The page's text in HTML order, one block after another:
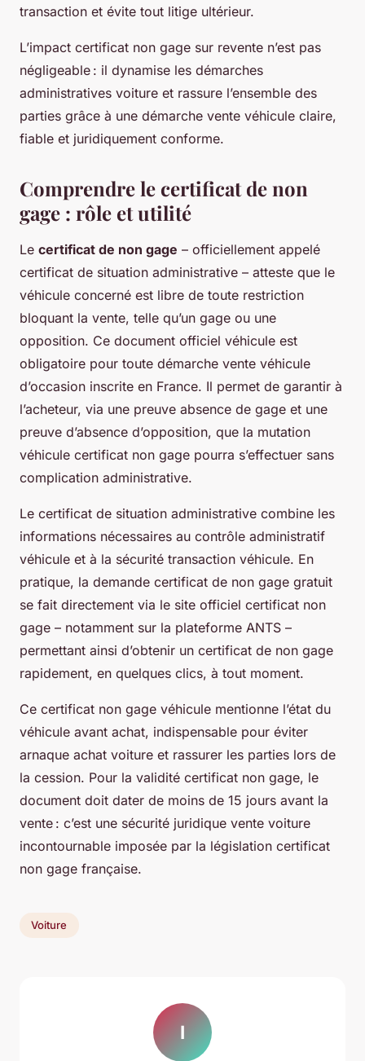
transaction et évite tout litige ultérieur.
L’impact certificat non gage sur revente n’est pas
négligeable : il dynamise les démarches
administratives voiture et rassure l’ensemble des
parties grâce à une démarche vente véhicule claire,
fiable et juridiquement conforme.
Comprendre le certificat de non
gage : rôle et utilité
Le certificat de non gage – officiellement appelé
certificat de situation administrative – atteste que le
véhicule concerné est libre de toute restriction
bloquant la vente, telle qu’un gage ou une
opposition. Ce document officiel véhicule est
obligatoire pour toute démarche vente véhicule
d’occasion inscrite en France. Il permet de garantir à
l’acheteur, via une preuve absence de gage et une
preuve d’absence d’opposition, que la mutation
véhicule certificat non gage pourra s’effectuer sans
complication administrative.
Le certificat de situation administrative combine les
informations nécessaires au contrôle administratif
véhicule et à la sécurité transaction véhicule. En
pratique, la demande certificat de non gage gratuit
se fait directement via le site officiel certificat non
gage – notamment sur la plateforme ANTS –
permettant ainsi d’obtenir un certificat de non gage
rapidement, en quelques clics, à tout moment.
Ce certificat non gage véhicule mentionne l’état du
véhicule avant achat, indispensable pour éviter
arnaque achat voiture et rassurer les parties lors de
la cession. Pour la validité certificat non gage, le
document doit dater de moins de 15 jours avant la
vente : c’est une sécurité juridique vente voiture
incontournable imposée par la législation certificat
non gage française.
Voiture
I